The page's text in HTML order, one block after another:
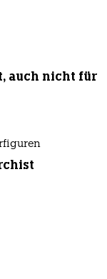
auch nicht für